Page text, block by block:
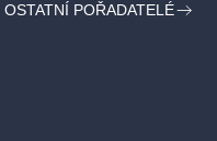
POŘADATELÉ